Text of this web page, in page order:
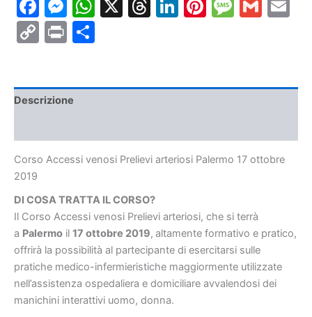
17
ottobre
2019
Facebook
Messenger
WhatsApp
X Threads
LinkedIn
Pinterest
Copy
Print
Descrizione
Corso Accessi venosi Prelievi arteriosi Palermo 17 ottobre
2019
DI COSA TRATTA IL CORSO?
Il Corso Accessi venosi Prelievi arteriosi, che si terrà
a Palermo il 17 ottobre 2019, altamente formativo e pratico,
offrirà la possibilità al partecipante di esercitarsi sulle
pratiche medico-infermieristiche maggiormente utilizzate
nell’assistenza ospedaliera e domiciliare avvalendosi dei
manichini interattivi uomo, donna.